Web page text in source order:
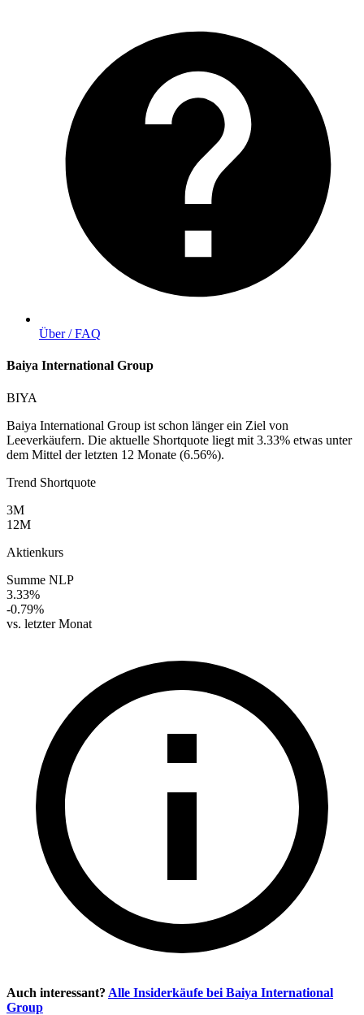
Über / FAQ
Baiya International Group
BIYA
Baiya International Group ist schon länger ein Ziel von
Leeverkäufern. Die aktuelle Shortquote liegt mit 3.33% etwas unter
dem Mittel der letzten 12 Monate (6.56%).
Trend Shortquote
3M
12M
Aktienkurs
Summe NLP
3.33%
-0.79%
vs. letzter Monat
Auch interessant? Alle Insiderkäufe bei Baiya International
Group